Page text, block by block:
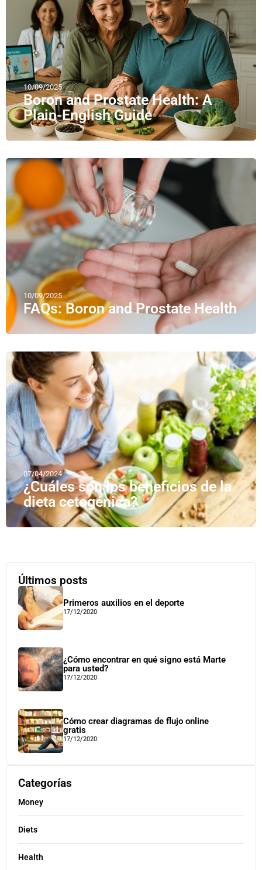
10/09/2025
Boron and Prostate Health: A
Plain-English Guide
10/09/2025
FAQs: Boron and Prostate Health
07/04/2024
¿Cuáles son los beneficios de la
dieta cetogénica?
Últimos posts
Primeros auxilios en el deporte
17/12/2020
¿Cómo encontrar en qué signo está Marte
para usted?
17/12/2020
Cómo crear diagramas de flujo online
gratis
17/12/2020
Categorías
Money
Diets
Health